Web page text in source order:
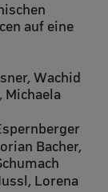
auf eine
Wachid
Michaela
Bacher,
Lorena